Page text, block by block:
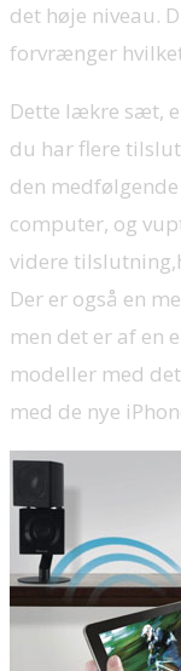
det høje niveau.
forvrænger
Dette lækre sæt,
du har flere
den
computer, og
videre
Der er også en
men det er af en
modeller med
med de nye